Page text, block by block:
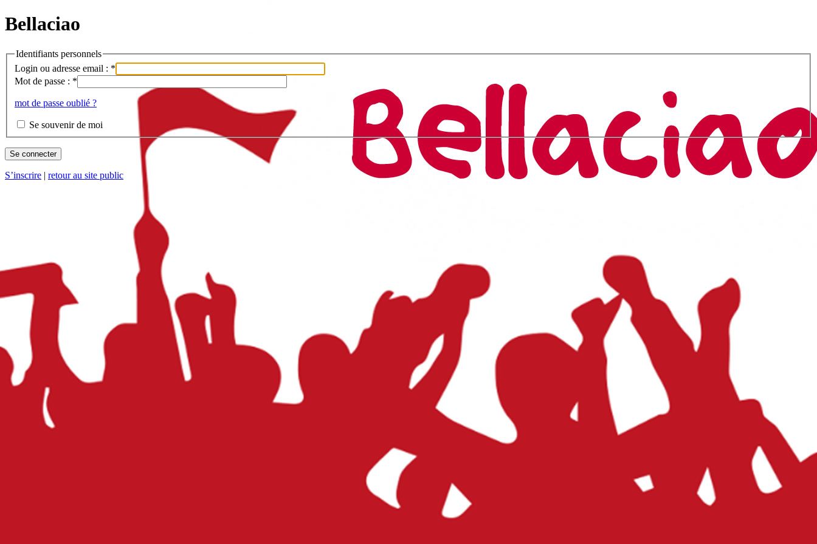
Bellaciao
Identifiants personnels
Login ou adresse email : *
Mot de passe : *
mot de passe oublié ?
Se souvenir de moi
S’inscrire retour au site public